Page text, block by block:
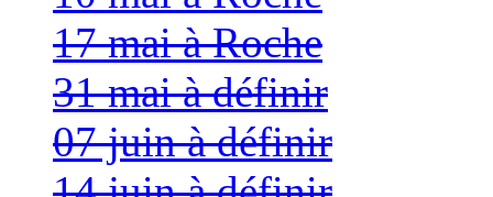
17 mai à Roche
31 mai à définir
07 juin à définir